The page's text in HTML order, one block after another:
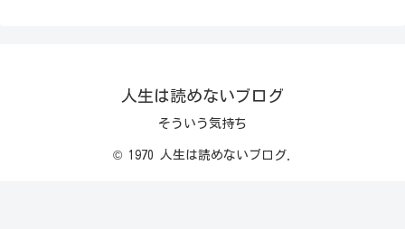
人生は読めないブログ
そういう気持ち
© 1970 人生は読めないブログ.